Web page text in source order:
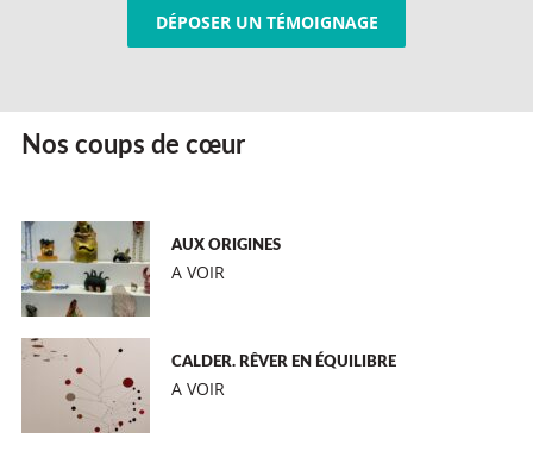
DÉPOSER UN TÉMOIGNAGE
Nos coups de cœur
AUX ORIGINES
A VOIR
CALDER. RÊVER EN ÉQUILIBRE
A VOIR